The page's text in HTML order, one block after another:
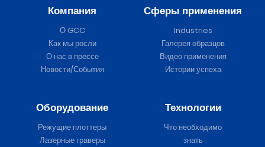
Компания
О GCC
Как мы росли
О нас в прессе
Новости/События
Сферы применения
Industries
Галерея образцов
Видео применения
Истории успеха
Оборудование
Режущие плоттеры
Лазерные граверы
Технологии
Что необходимо
знать